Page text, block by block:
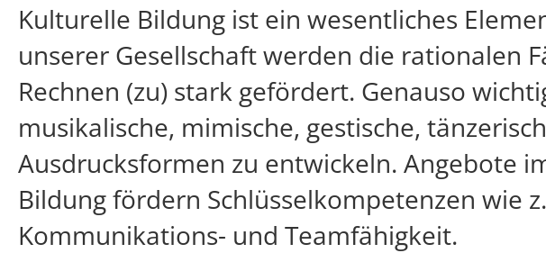
Kulturelle Bildung ist ein wesentliches
unserer Gesellschaft werden die rationalen
Rechnen (zu) stark gefördert. Genauso
musikalische, mimische, gestische,
Ausdrucksformen zu entwickeln. Angebote
Bildung fördern Schlüsselkompetenzen wie
Kommunikations- und Teamfähigkeit.